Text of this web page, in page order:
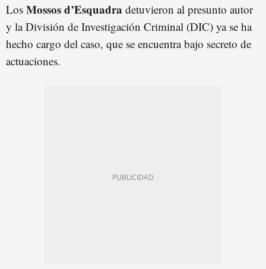
Los Mossos d’Esquadra detuvieron al presunto autor
y la División de Investigación Criminal (DIC) ya se ha
hecho cargo del caso, que se encuentra bajo secreto de
actuaciones.